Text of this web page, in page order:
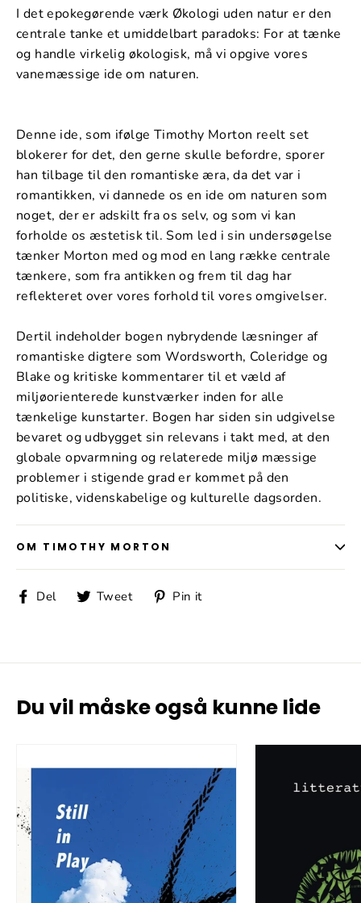
I det epokegørende værk Økologi uden natur er den
centrale tanke et umiddelbart paradoks: For at tænke
og handle virkelig økologisk, må vi opgive vores
vanemæssige ide om naturen.
Denne ide, som ifølge Timothy Morton reelt set
blokerer for det, den gerne skulle befordre, sporer
han tilbage til den romantiske æra, da det var i
romantikken, vi dannede os en ide om naturen som
noget, der er adskilt fra os selv, og som vi kan
forholde os æstetisk til. Som led i sin undersøgelse
tænker Morton med og mod en lang række centrale
tænkere, som fra antikken og frem til dag har
reflekteret over vores forhold til vores omgivelser.
Dertil indeholder bogen nybrydende læsninger af
romantiske digtere som Wordsworth, Coleridge og
Blake og kritiske kommentarer til et væld af
miljøorienterede kunstværker inden for alle
tænkelige kunstarter. Bogen har siden sin udgivelse
bevaret og udbygget sin relevans i takt med, at den
globale opvarmning og relaterede miljø­ mæssige
problemer i stigende grad er kommet på den
politiske, videnskabelige og kulturelle dagsorden.
OM TIMOTHY MORTON
Del
Del Tweet
TweetPin it
Du vil måske også kunne lide